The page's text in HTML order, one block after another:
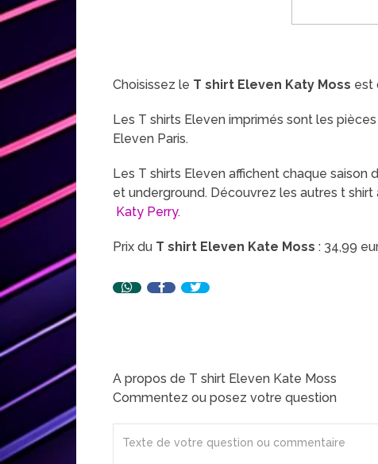
Choisissez le T shirt Eleven Katy Moss est
Les T shirts Eleven imprimés sont les
Eleven Paris.
Les T shirts Eleven affichent chaque saison
et underground. Découvrez les autres t shirt
Katy Perry.
Prix du T shirt Eleven Kate Moss : 34,99
A propos de T shirt Eleven Kate Moss
Commentez ou posez votre question